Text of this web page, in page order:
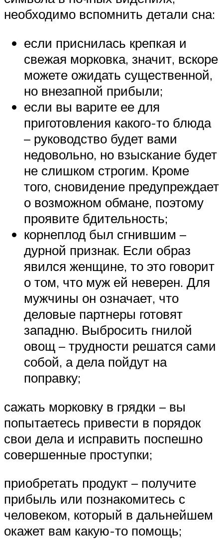
необходимо вспомнить детали сна:
если приснилась крепкая и
свежая морковка, значит, вскоре
можете ожидать существенной,
но внезапной прибыли;
если вы варите ее для
приготовления какого-то блюда
– руководство будет вами
недовольно, но взыскание будет
не слишком строгим. Кроме
того, сновидение предупреждает
о возможном обмане, поэтому
проявите бдительность;
корнеплод был сгнившим –
дурной признак. Если образ
явился женщине, то это говорит
о том, что муж ей неверен. Для
мужчины он означает, что
деловые партнеры готовят
западню. Выбросить гнилой
овощ – трудности решатся сами
собой, а дела пойдут на
поправку;
сажать морковку в грядки – вы
попытаетесь привести в порядок
свои дела и исправить поспешно
совершенные проступки;
приобретать продукт – получите
прибыль или познакомитесь с
человеком, который в дальнейшем
окажет вам какую-то помощь;